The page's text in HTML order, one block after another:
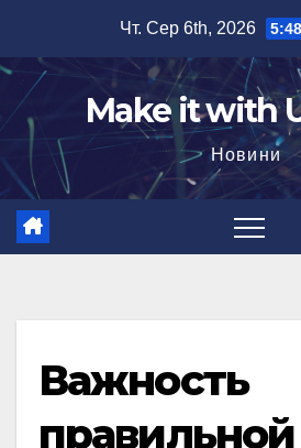
вмісту
Чт. Сер 6th, 2026
Make it with
Новини
Важность
правильной